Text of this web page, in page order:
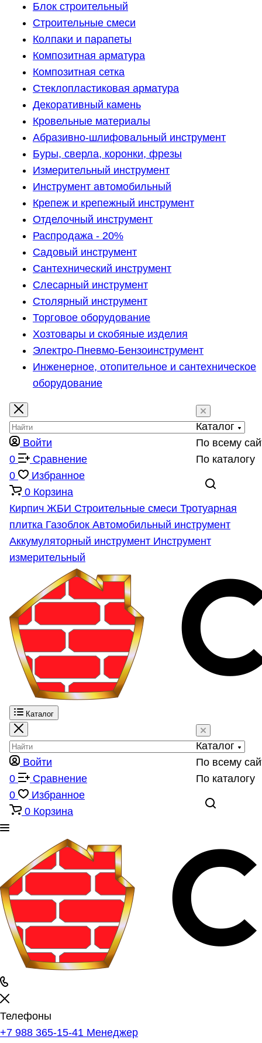
Блок строительный
Строительные смеси
Колпаки и парапеты
Композитная арматура
Композитная сетка
Стеклопластиковая арматура
Декоративный камень
Кровельные материалы
Абразивно-шлифовальный инструмент
Буры, сверла, коронки, фрезы
Измерительный инструмент
Инструмент автомобильный
Крепеж и крепежный инструмент
Отделочный инструмент
Распродажа - 20%
Садовый инструмент
Сантехнический инструмент
Слесарный инструмент
Столярный инструмент
Торговое оборудование
Хозтовары и скобяные изделия
Электро-Пневмо-Бензоинструмент
Инженерное, отопительное и сантехническое
оборудование
Каталог
По всему
По каталогу
Войти
0
Сравнение
0
Избранное
0 Корзина
Кирпич ЖБИ Строительные смеси Тротуарная
плитка Газоблок Автомобильный инструмент
Аккумуляторный инструмент Инструмент
измерительный
Каталог
Каталог
По всему
По каталогу
Войти
0
Сравнение
0
Избранное
0 Корзина
Телефоны
+7 988 365-15-41 Менеджер